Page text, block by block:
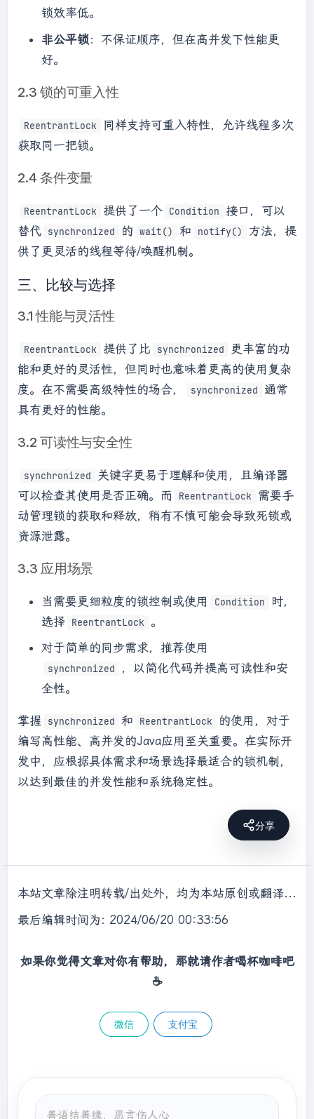
锁效率低。
非公平锁：不保证顺序，但在高并发下性能更
好。
2.3 锁的可重入性
ReentrantLock
同样支持可重入特性，允许线程多次
获取同一把锁。
2.4 条件变量
ReentrantLock 提供了一个 Condition
接口，可以
替代 synchronized 的 wait() 和 notify()
方法，提
供了更灵活的线程等待/唤醒机制。
三、比较与选择
3.1 性能与灵活性
ReentrantLock 提供了比 synchronized
更丰富的功
能和更好的灵活性，但同时也意味着更高的使用复杂
度。在不需要高级特性的场合，
synchronized
通常
具有更好的性能。
3.2 可读性与安全性
synchronized
关键字更易于理解和使用，且编译器
可以检查其使用是否正确。而
ReentrantLock
需要手
动管理锁的获取和释放，稍有不慎可能会导致死锁或
资源泄露。
3.3 应用场景
当需要更细粒度的锁控制或使用 Condition
时，
选择 ReentrantLock
。
对于简单的同步需求，推荐使用
synchronized
，以简化代码并提高可读性和安
全性。
掌握 synchronized 和 ReentrantLock
的使用，对于
编写高性能、高并发的Java应用至关重要。在实际开
发中，应根据具体需求和场景选择最适合的锁机制，
以达到最佳的并发性能和系统稳定性。
分享
本站文章除注明转载/出处外，均为本站原创或翻译，转载前请务必署名，转载请标明出处。
最后编辑时间为: 2024/06/20 00:33:56
如果你觉得文章对你有帮助，那就请作者喝杯咖啡吧
☕
微信 支付宝